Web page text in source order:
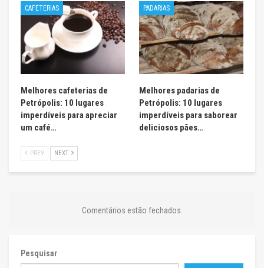
CAFETERIAS
Melhores cafeterias de
Petrópolis: 10 lugares
imperdíveis para apreciar
um café…
PADARIAS
Melhores padarias de
Petrópolis: 10 lugares
imperdíveis para saborear
deliciosos pães…
PREV NEXT
Comentários estão fechados.
Pesquisar